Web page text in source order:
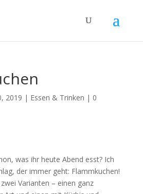
2019 | Essen & Trinken | 0
was ihr heute Abend esst? Ich
der immer geht: Flammkuchen!
Varianten – einen ganz